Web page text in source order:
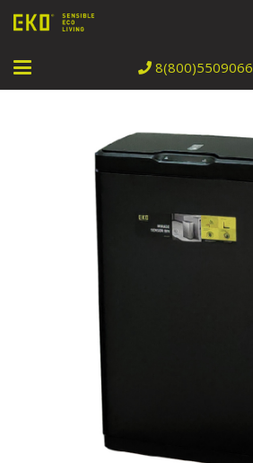
8(800)5509066